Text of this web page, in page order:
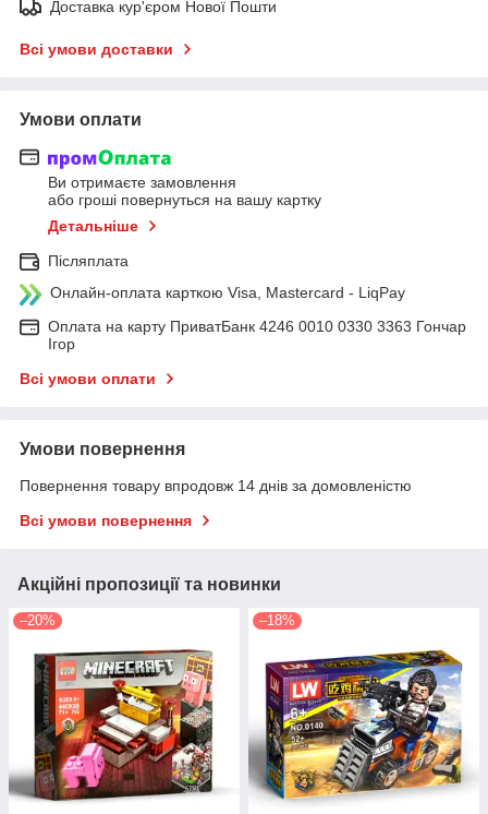
Доставка кур'єром Нової Пошти
Всі умови доставки
Умови оплати
Ви отримаєте замовлення
або гроші повернуться на вашу картку
Детальніше
Післяплата
Онлайн-оплата карткою Visa, Mastercard - LiqPay
Оплата на карту ПриватБанк 4246 0010 0330 3363 Гончар
Ігор
Всі умови оплати
Умови повернення
Повернення товару впродовж 14 днів за домовленістю
Всі умови повернення
Акційні пропозиції та новинки
–20% –18%